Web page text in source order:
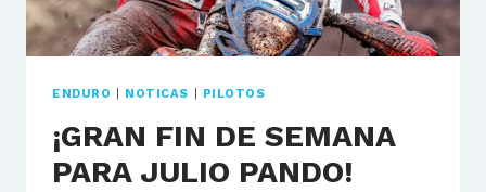
ENDURO NOTICAS PILOTOS
¡GRAN FIN DE SEMANA
PARA JULIO PANDO!